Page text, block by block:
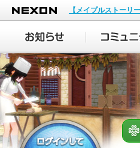
NEXON
【メイプルストーリ